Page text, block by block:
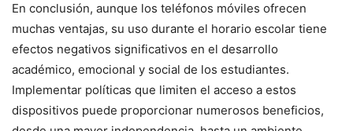
En conclusión, aunque los teléfonos móviles ofrecen
muchas ventajas, su uso durante el horario escolar tiene
efectos negativos significativos en el desarrollo
académico, emocional y social de los estudiantes.
Implementar políticas que limiten el acceso a estos
dispositivos puede proporcionar numerosos beneficios,